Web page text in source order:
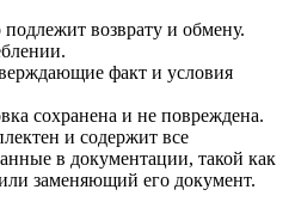
возврату и обмену.
факт и условия
сохранена и не повреждена.
и содержит все
в документации, такой как
заменяющий его документ.